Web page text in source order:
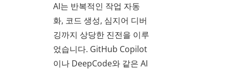
AI는 반복적인 작업 자동
화, 코드 생성, 심지어 디버
깅까지 상당한 진전을 이루
었습니다. GitHub Copilot
이나 DeepCode와 같은 AI